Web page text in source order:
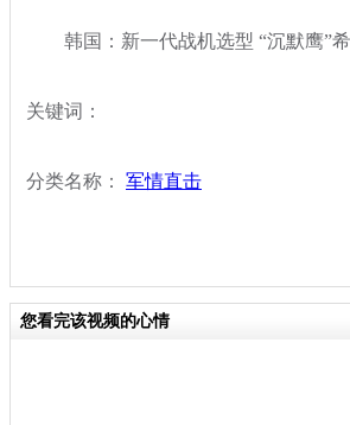
韩国：新一代战机选型 “沉默鹰”
关键词：
分类名称： 军情直击
您看完该视频的心情